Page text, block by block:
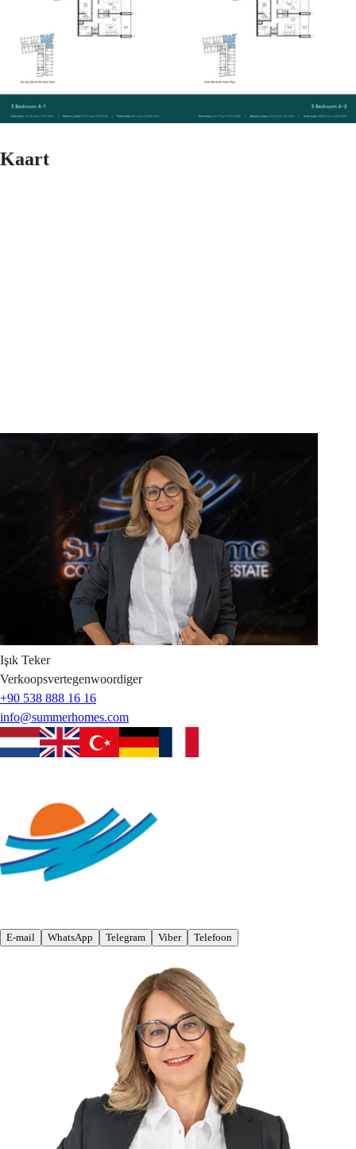
Kaart
Işık Teker
Verkoopsvertegenwoordiger
+90 538 888 16 16
info@summerhomes.com
E-mail WhatsApp Telegram Viber Telefoon